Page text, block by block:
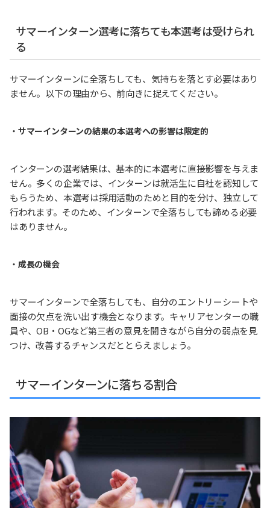
サマーインターン選考に落ちても本選考は受けられ
る
サマーインターンに全落ちしても、気持ちを落とす必要はあり
ません。以下の理由から、前向きに捉えてください。
・ サマーインターンの結果の本選考への影響は限定的
インターンの選考結果は、基本的に本選考に直接影響を与えま
せん。多くの企業では、インターンは就活生に自社を認知して
もらうため、本選考は採用活動のためと目的を分け、独立して
行われます。そのため、インターンで全落ちしても諦める必要
はありません。
・ 成長の機会
サマーインターンで全落ちしても、自分のエントリーシートや
面接の欠点を洗い出す機会となります。キャリアセンターの職
員や、OB・OGなど第三者の意見を聞きながら自分の弱点を見
つけ、改善するチャンスだととらえましょう。
サマーインターンに落ちる割合